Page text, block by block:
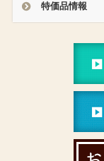
特価品情報